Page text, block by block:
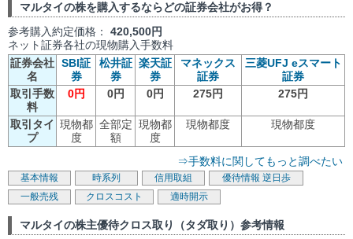
マルタイの株を購入するならどの証券会社がお得？
参考購入約定価格： 420,500円
ネット証券各社の現物購入手数料
証券会社
名
SBI証
券
松井証
券
楽天証
券
マネックス
証券
三菱UFJ eスマート
証券
取引手数
料
0円 0円 0円 275円 275円
取引タイ
プ
現物都
度
全部定
額
現物都
度
現物都度 現物都度
⇒手数料に関してもっと調べたい
基本情報 時系列 信用取組 優待情報 逆日歩
一般売残
クロスコスト 適時開示
マルタイの株主優待クロス取り（タダ取り）参考情報